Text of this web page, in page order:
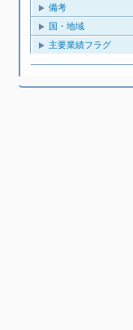
備考
国・地域
主要業績フラグ